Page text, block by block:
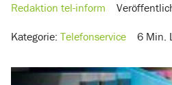
Redaktion tel-inform
Kategorie: Telefonservice 6 Min.